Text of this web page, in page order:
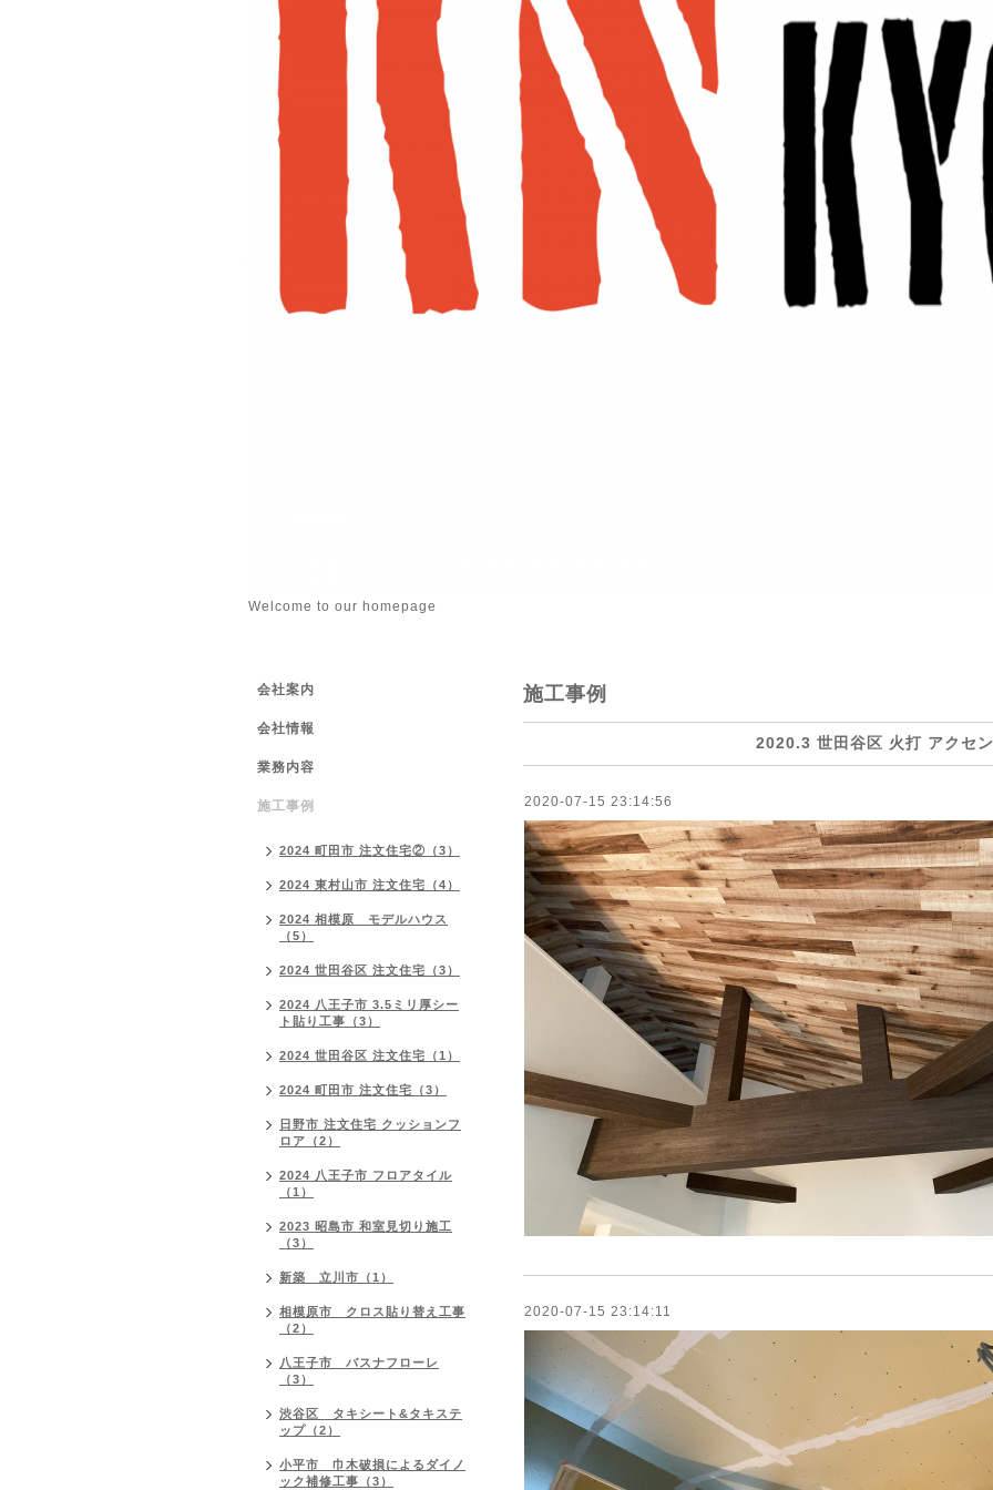
Welcome to our homepage
施工事例
2020.3 世田谷区 火打 アクセ
2020-07-15 23:14:56
2020-07-15 23:14:11
会社案内
会社情報
業務内容
施工事例
2024 町田市 注文住宅②（3）
2024 東村山市 注文住宅（4）
2024 相模原 モデルハウス
（5）
2024 世田谷区 注文住宅（3）
2024 八王子市 3.5ミリ厚シー
ト貼り工事（3）
2024 世田谷区 注文住宅（1）
2024 町田市 注文住宅（3）
日野市 注文住宅 クッションフ
ロア（2）
2024 八王子市 フロアタイル
（1）
2023 昭島市 和室見切り施工
（3）
新築 立川市（1）
相模原市 クロス貼り替え工事
（2）
八王子市 バスナフローレ
（3）
渋谷区 タキシート&タキステ
ップ（2）
小平市 巾木破損によるダイノ
ック補修工事（3）